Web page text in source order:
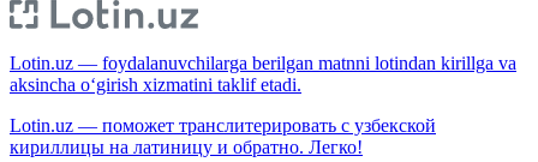
Lotin.uz — foydalanuvchilarga berilgan matnni lotindan kirillga va
aksincha o‘girish xizmatini taklif etadi.
Lotin.uz — поможет транслитерировать с узбекской
кириллицы на латиницу и обратно. Легко!